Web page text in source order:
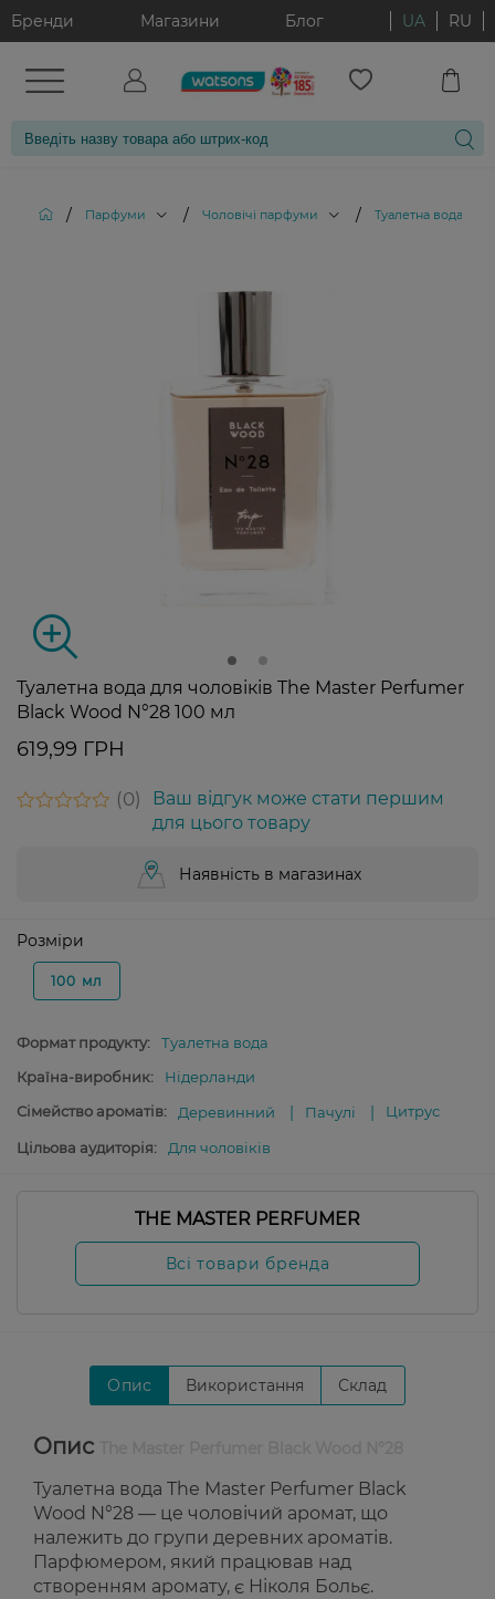
Бренди Магазини Блог UA RU
/ Парфуми / Чоловічі парфуми / Туалетна вода
Туалетна вода для чоловіків The Master Perfumer
Black Wood N°28 100 мл
619,99 ГРН
0
Ваш відгук може стати першим
для цього товару
Наявність в магазинах
Розміри
100 мл
Формат продукту:
Туалетна вода
Країна-виробник:
Нідерланди
Сімейство ароматів:
Деревинний Пачулі Цитрус
Цільова аудиторія: Для чоловіків
THE MASTER PERFUMER
Всі товари бренда
Опис Використання Склад
Опис
Туалетна вода The Master Perfumer Black
Wood N°28 — це чоловічий аромат, що
належить до групи деревних ароматів.
Парфюмером, який працював над
створенням аромату, є Ніколя Больє.